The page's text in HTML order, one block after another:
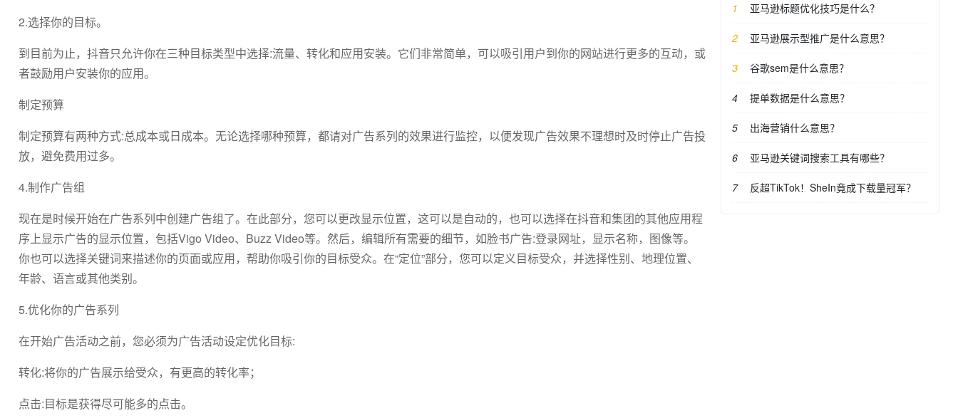
2.选择你的目标。
到目前为止，抖音只允许你在三种目标类型中选择:流量、转化和应用安装。它们非常简单，可以吸引用户到你的网站进行更多的互动，或
者鼓励用户安装你的应用。
制定预算
制定预算有两种方式:总成本或日成本。无论选择哪种预算，都请对广告系列的效果进行监控，以便发现广告效果不理想时及时停止广告投
放，避免费用过多。
4.制作广告组
现在是时候开始在广告系列中创建广告组了。在此部分，您可以更改显示位置，这可以是自动的，也可以选择在抖音和集团的其他应用程
序上显示广告的显示位置，包括Vigo Video、Buzz Video等。然后，编辑所有需要的细节，如脸书广告:登录网址，显示名称，图像等。
你也可以选择关键词来描述你的页面或应用，帮助你吸引你的目标受众。在“定位”部分，您可以定义目标受众，并选择性别、地理位置、
年龄、语言或其他类别。
5.优化你的广告系列
在开始广告活动之前，您必须为广告活动设定优化目标:
转化:将你的广告展示给受众，有更高的转化率；
点击:目标是获得尽可能多的点击。
亚马逊标题优化技巧是什么？
亚马逊展示型推广是什么意思？
谷歌sem是什么意思？
提单数据是什么意思？
出海营销什么意思？
亚马逊关键词搜索工具有哪些？
反超TikTok！SheIn竟成下载量冠军？